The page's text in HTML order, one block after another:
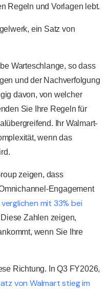
Regeln und Vorlagen lebt.
ein Satz von
Warteschlange, so dass
und der Nachverfolgung
davon, von welcher
Sie Ihre Regeln für
Ihr Walmart-
wenn das
zeigen, dass
Engagement
mit 33% bei
Diese Zahlen zeigen,
wenn Sie Ihre
Richtung. In Q3 FY2026,
von Walmart stieg im